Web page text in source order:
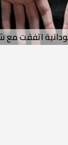
اتفقت